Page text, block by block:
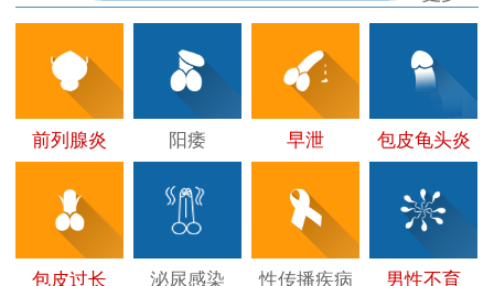
前列腺炎 阳痿 早泄 包皮龟头炎
包皮过长 泌尿感染 性传播疾病 男性不育